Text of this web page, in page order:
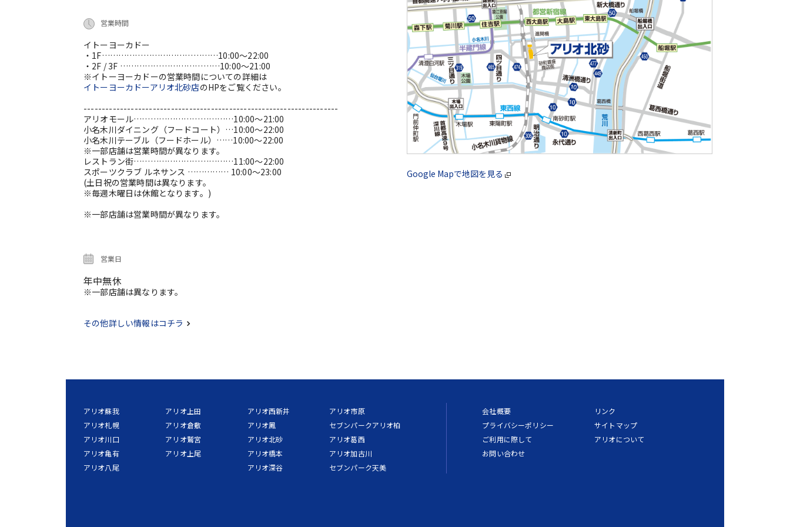
営業時間
イトーヨーカドー
・1F……………………………………10:00～22:00
・2F / 3F ………………………………10:00～21:00
※イトーヨーカドーの営業時間についての詳細は
イトーヨーカドーアリオ北砂店のHPをご覧ください。
----------------------------------------------------------------------
アリオモール………………………………10:00～21:00
小名木川ダイニング（フードコート）…10:00～22:00
小名木川テーブル（フードホール）……10:00～22:00
※一部店舗は営業時間が異なります。
レストラン街………………………………11:00～22:00
スポーツクラブ ルネサンス …………… 10:00～23:00
(土日祝の営業時間は異なります。
※毎週木曜日は休館となります。)
※一部店舗は営業時間が異なります。
営業日
年中無休
※一部店舗は異なります。
その他詳しい情報はコチラ
Google Mapで地図を見る
アリオ蘇我
アリオ札幌
アリオ川口
アリオ亀有
アリオ八尾
アリオ上田
アリオ倉敷
アリオ鷲宮
アリオ上尾
アリオ西新井
アリオ鳳
アリオ北砂
アリオ橋本
アリオ深谷
アリオ市原
セブンパークアリオ柏
アリオ葛西
アリオ加古川
セブンパーク天美
会社概要
プライバシーポリシー
ご利用に際して
お問い合わせ
リンク
サイトマップ
アリオについて